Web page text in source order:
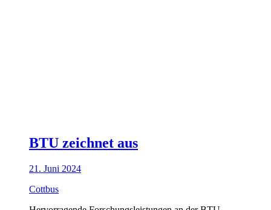
BTU zeichnet aus
21. Juni 2024
Cottbus